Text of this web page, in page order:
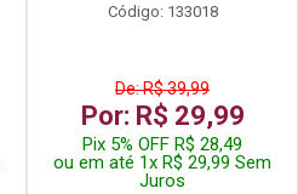
Código: 133018
De: R$ 39,99
Por: R$ 29,99
Pix 5% OFF R$ 28,49
ou em até 1x R$ 29,99 Sem
Juros